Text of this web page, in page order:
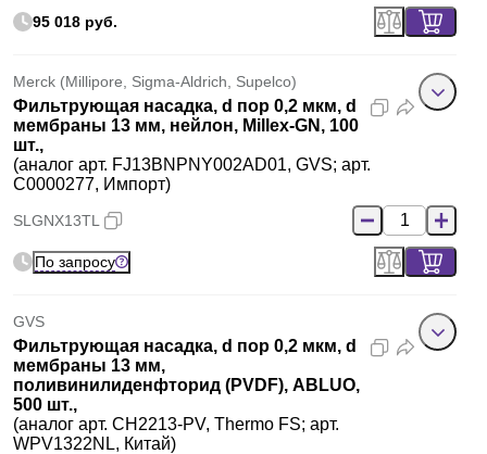
95 018 руб.
Merck (Millipore, Sigma-Aldrich, Supelco)
Фильтрующая насадка, d пор 0,2 мкм, d
мембраны 13 мм, нейлон, Millex-GN, 100
шт.,
(аналог арт. FJ13BNPNY002AD01, GVS; арт.
C0000277, Импорт)
SLGNX13TL
По запросу
GVS
Фильтрующая насадка, d пор 0,2 мкм, d
мембраны 13 мм,
поливинилиденфторид (PVDF), ABLUO,
500 шт.,
(аналог арт. CH2213-PV, Thermo FS; арт.
WPV1322NL, Китай)